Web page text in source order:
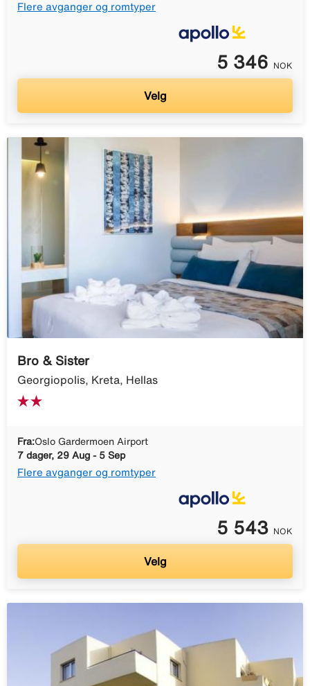
Flere avganger og romtyper
5 346 NOK
Velg
Bro & Sister
Georgiopolis, Kreta, Hellas
Fra:Oslo Gardermoen Airport
7 dager, 29 Aug - 5 Sep
Flere avganger og romtyper
5 543 NOK
Velg